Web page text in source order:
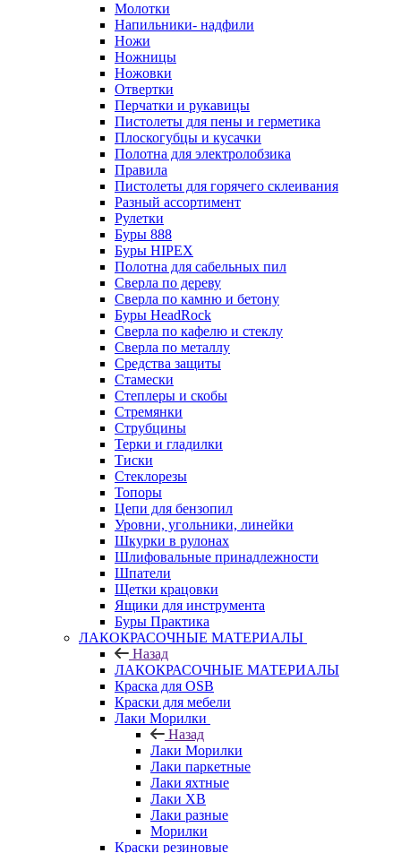
Молотки
Напильники- надфили
Ножи
Ножницы
Ножовки
Отвертки
Перчатки и рукавицы
Пистолеты для пены и герметика
Плоскогубцы и кусачки
Полотна для электролобзика
Правила
Пистолеты для горячего склеивания
Разный ассортимент
Рулетки
Буры 888
Буры HIPEX
Полотна для сабельных пил
Сверла по дереву
Сверла по камню и бетону
Буры HeadRock
Сверла по кафелю и стеклу
Сверла по металлу
Средства защиты
Стамески
Степлеры и скобы
Стремянки
Струбцины
Терки и гладилки
Тиски
Стеклорезы
Топоры
Цепи для бензопил
Уровни, угольники, линейки
Шкурки в рулонах
Шлифовальные принадлежности
Шпатели
Щетки крацовки
Ящики для инструмента
Буры Практика
ЛАКОКРАСОЧНЫЕ МАТЕРИАЛЫ
Назад
ЛАКОКРАСОЧНЫЕ МАТЕРИАЛЫ
Краска для OSB
Краски для мебели
Лаки Морилки
Назад
Лаки Морилки
Лаки паркетные
Лаки яхтные
Лаки ХВ
Лаки разные
Морилки
Краски резиновые